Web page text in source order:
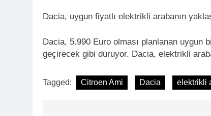
Dacia, uygun fiyatlı elektrikli arabanın
Dacia, 5.990 Euro olması planlanan uygun
geçirecek gibi duruyor. Dacia, elektrikli
Tagged: Citroen Ami Dacia elektrikli